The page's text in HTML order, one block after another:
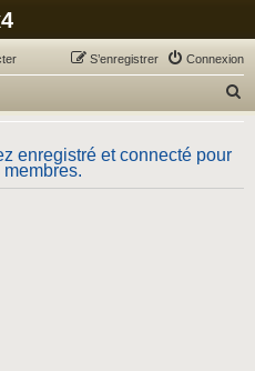
Connexion
S’enregistrer
enregistré et connecté pour